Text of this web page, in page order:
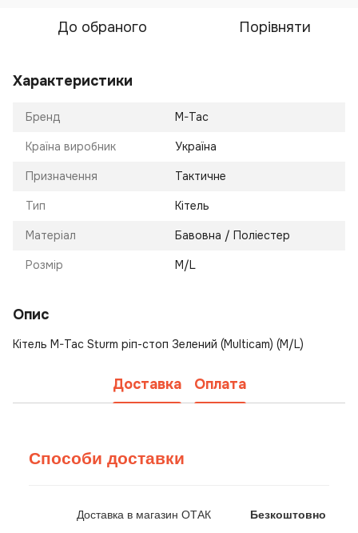
До обраного Порівняти
Характеристики
Бренд M-Tac
Країна виробник Україна
Призначення Тактичне
Тип Кітель
Матеріал Бавовна / Поліестер
Розмір M/L
Опис
Кітель M-Tac Sturm ріп-стоп Зелений (Multicam) (M/L)
Доставка Оплата
Способи доставки
Доставка в магазин ОТАК Безкоштовно